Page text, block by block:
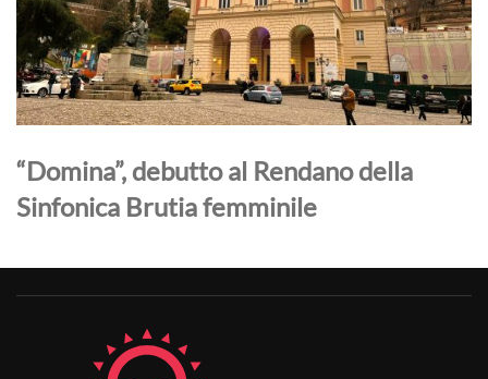
“Domina”, debutto al Rendano della
Sinfonica Brutia femminile